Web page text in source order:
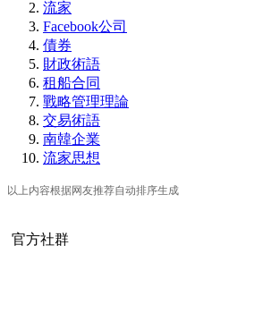
流家
Facebook公司
債券
財政術語
租船合同
戰略管理理論
交易術語
南韓企業
流家思想
以上内容根据网友推荐自动排序生成
官方社群